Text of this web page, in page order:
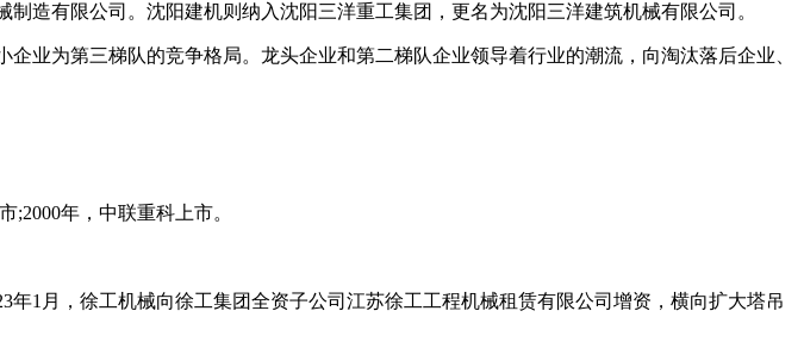
造有限公司。沈阳建机则纳入沈阳三洋重工集团，更名为沈阳三洋建筑机械有限公司。
业为第三梯队的竞争格局。龙头企业和第二梯队企业领导着行业的潮流，向淘汰落后企业、
;2000年，中联重科上市。
1月，徐工机械向徐工集团全资子公司江苏徐工工程机械租赁有限公司增资，横向扩大塔吊